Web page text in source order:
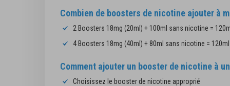
Combien de boosters de nicotine ajouter à
2 Boosters 18mg (20ml) + 100ml sans nicotine =
4 Boosters 18mg (40ml) + 80ml sans nicotine = 120ml
Comment ajouter un booster de nicotine à
Choisissez le booster de nicotine approprié
Ajouter au panier
Ajouter à la